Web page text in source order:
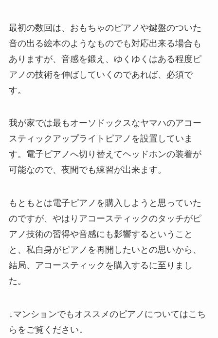
最初の数回は、おもちゃのピアノや鍵盤のついた
音の出る絵本のようなものでも対応出来る場合も
ありますが、音感を鍛え、ゆくゆくはある程度ピ
アノの技術を伸ばしていくのであれば、必須で
す。
我が家では最もオーソドックスなヤマハのアコー
スティックアップライトピアノを設置していま
す。電子ピアノへ切り替えてヘッドホンの装着が
可能なので、夜間でも練習が出来ます。
もともとは電子ピアノを購入しようと思っていた
のですが、やはりアコースティックのタッチがピ
アノ技術の習得や音感にも影響するということ
と、私自身がピアノを再開したいとの思いから、
結局、アコースティックを購入するに至りまし
た。
↓マンションでもオススメのピアノについてはこち
らをご覧ください↓